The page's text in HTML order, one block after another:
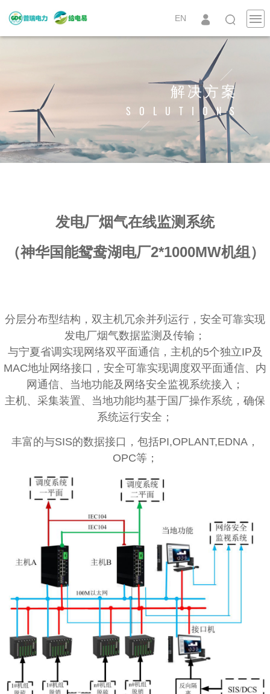
EN
解决方案
SOLUTIONS
发电厂烟气在线监测系统
（神华国能鸳鸯湖电厂2*1000MW机组）
分层分布型结构，双主机冗余并列运行，安全可靠实现
发电厂烟气数据监测及传输；
与宁夏省调实现网络双平面通信，主机的5个独立IP及
MAC地址网络接口，安全可靠实现调度双平面通信、内
网通信、当地功能及网络安全监视系统接入；
主机、采集装置、当地功能均基于国厂操作系统，确保
系统运行安全；
丰富的与SIS的数据接口，包括PI,OPLANT,EDNA，
OPC等；